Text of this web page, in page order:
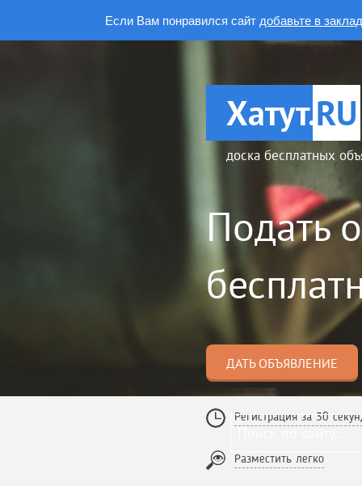
Если Вам понравился сайт добавьте в
Хатут.RU
доска бесплатных
Подать
ДАТЬ ОБЪЯВЛЕНИЕ
Регистрация за 30
Разместить легко